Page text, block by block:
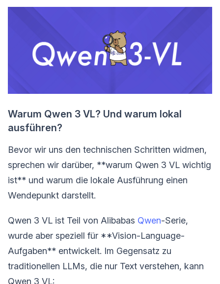
Warum Qwen 3 VL? Und warum lokal
ausführen?
Bevor wir uns den technischen Schritten widmen,
sprechen wir darüber, **warum Qwen 3 VL wichtig
ist** und warum die lokale Ausführung einen
Wendepunkt darstellt.
Qwen 3 VL ist Teil von Alibabas Qwen-Serie,
wurde aber speziell für **Vision-Language-
Aufgaben** entwickelt. Im Gegensatz zu
traditionellen LLMs, die nur Text verstehen, kann
Qwen 3 VL: